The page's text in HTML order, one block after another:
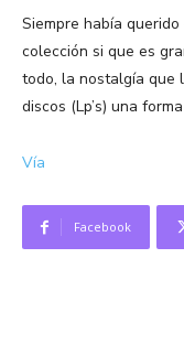
Siempre había
colección si que es
todo, la nostalgía que
discos (Lp’s) una
Vía
Facebook